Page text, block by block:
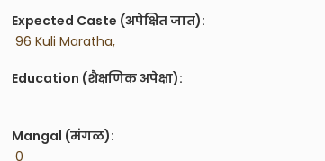
Expected Caste (अपेक्षित जात):
96 Kuli Maratha,
Education (शैक्षणिक अपेक्षा):
Mangal (मंगळ):
0